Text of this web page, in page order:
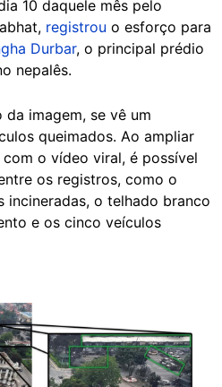
10 daquele mês pelo
registrou o esforço para
Durbar, o principal prédio
nepalês.
imagem, se vê um
queimados. Ao ampliar
o vídeo viral, é possível
os registros, como o
o telhado branco
e os cinco veículos